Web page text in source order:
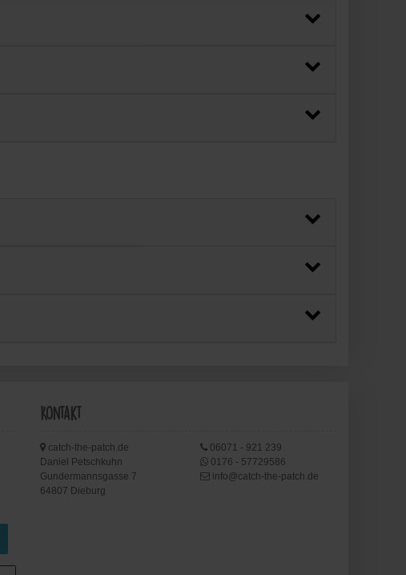
Kontakt
catch-the-patch.de
Daniel Petschkuhn
Gundermannsgasse 7
64807 Dieburg
06071 - 921 239
0176 - 57729586
info@catch-the-patch.de